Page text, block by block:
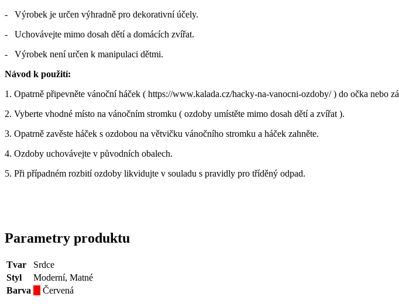
- Výrobek je určen výhradně pro dekorativní účely.
- Uchovávejte mimo dosah dětí a domácích zvířat.
- Výrobek není určen k manipulaci dětmi.
Návod k použití:
1. Opatrně připevněte vánoční háček ( https://www.kalada.cz/hacky-na-vanocni-ozdoby/ ) do očka nebo
2. Vyberte vhodné místo na vánočním stromku ( ozdoby umístěte mimo dosah dětí a zvířat ).
3. Opatrně zavěste háček s ozdobou na větvičku vánočního stromku a háček zahněte.
4. Ozdoby uchovávejte v původních obalech.
5. Při případném rozbití ozdoby likvidujte v souladu s pravidly pro tříděný odpad.
Parametry produktu
Tvar
Srdce
Styl
Moderní, Matné
Barva
Červená